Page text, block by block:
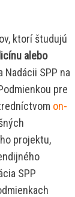
ktorí študujú
alebo
SPP na
pre
on-
projektu,
SPP